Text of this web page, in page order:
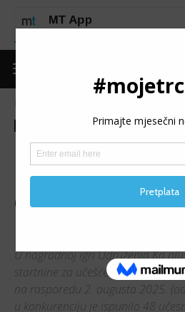
Izdvojeno Nagradna igra
8. NOĆNA
“KAKANJ ZA
dvije nagradne
U nagradnoj igri Udruženja Ka
startnine za učešće na osmom
na rasporedu 2. augusta 2025.
u konkurenciju je ispunilo 48